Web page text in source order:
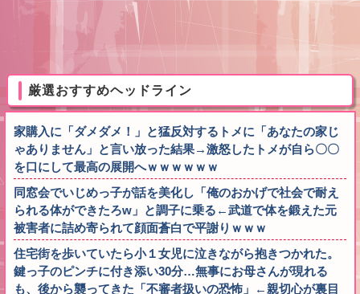
厳選おすすめヘッドライン
家購入に「ダメダメ！」と猛反対するトメに「あなたの家じ
ゃありません」と言い放った結果→激怒したトメが自ら〇〇
を口にして最高の展開へｗｗｗｗｗｗ
同窓会でいじめっ子が話を美化し「俺のおかげで社会で耐え
られる体ができたろw」と調子に乗る←武道で体を鍛えた元
被害者に詰め寄られて顔面蒼白で平謝りｗｗｗ
住宅街を歩いていたら小１女児に泣きながら抱きつかれた。
鍵っ子のピンチに付き添い30分…無事にお母さんが現れる
も、後から襲ってきた「不審者扱いの恐怖」←親切心が裏目